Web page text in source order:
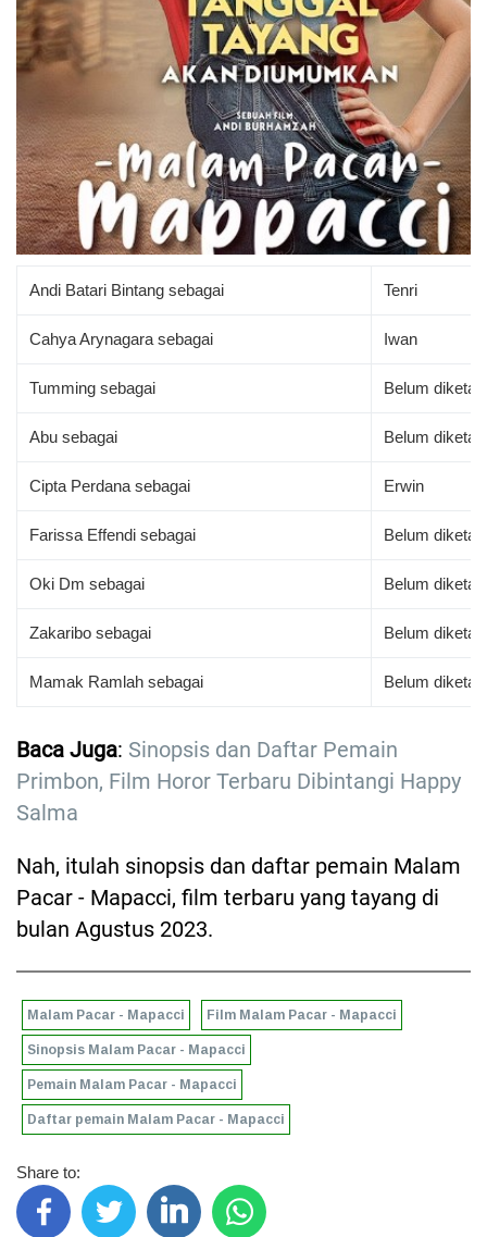
Andi Batari Bintang sebagai Tenri
Cahya Arynagara sebagai Iwan
Tumming sebagai Belum
Abu sebagai Belum
Cipta Perdana sebagai Erwin
Farissa Effendi sebagai Belum
Oki Dm sebagai Belum
Zakaribo sebagai Belum
Mamak Ramlah sebagai Belum
Baca Juga: Sinopsis dan Daftar Pemain
Primbon, Film Horor Terbaru Dibintangi Happy
Salma
Nah, itulah sinopsis dan daftar pemain Malam
Pacar - Mapacci, film terbaru yang tayang di
bulan Agustus 2023.
Malam Pacar - Mapacci Film Malam Pacar - Mapacci
Sinopsis Malam Pacar - Mapacci
Pemain Malam Pacar - Mapacci
Daftar pemain Malam Pacar - Mapacci
Share to: